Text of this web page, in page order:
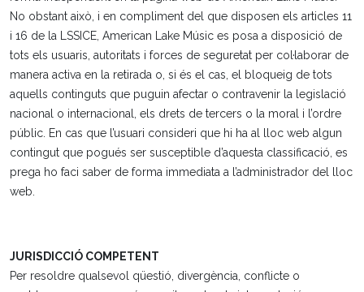
No obstant això, i en compliment del que disposen els articles 11
i 16 de la LSSICE, American Lake Músic es posa a disposició de
tots els usuaris, autoritats i forces de seguretat per col·laborar de
manera activa en la retirada o, si és el cas, el bloqueig de tots
aquells continguts que puguin afectar o contravenir la legislació
nacional o internacional, els drets de tercers o la moral i l’ordre
públic. En cas que l’usuari consideri que hi ha al lloc web algun
contingut que pogués ser susceptible d’aquesta classificació, es
prega ho faci saber de forma immediata a l’administrador del lloc
web.
JURISDICCIÓ COMPETENT
Per resoldre qualsevol qüestió, divergència, conflicte o